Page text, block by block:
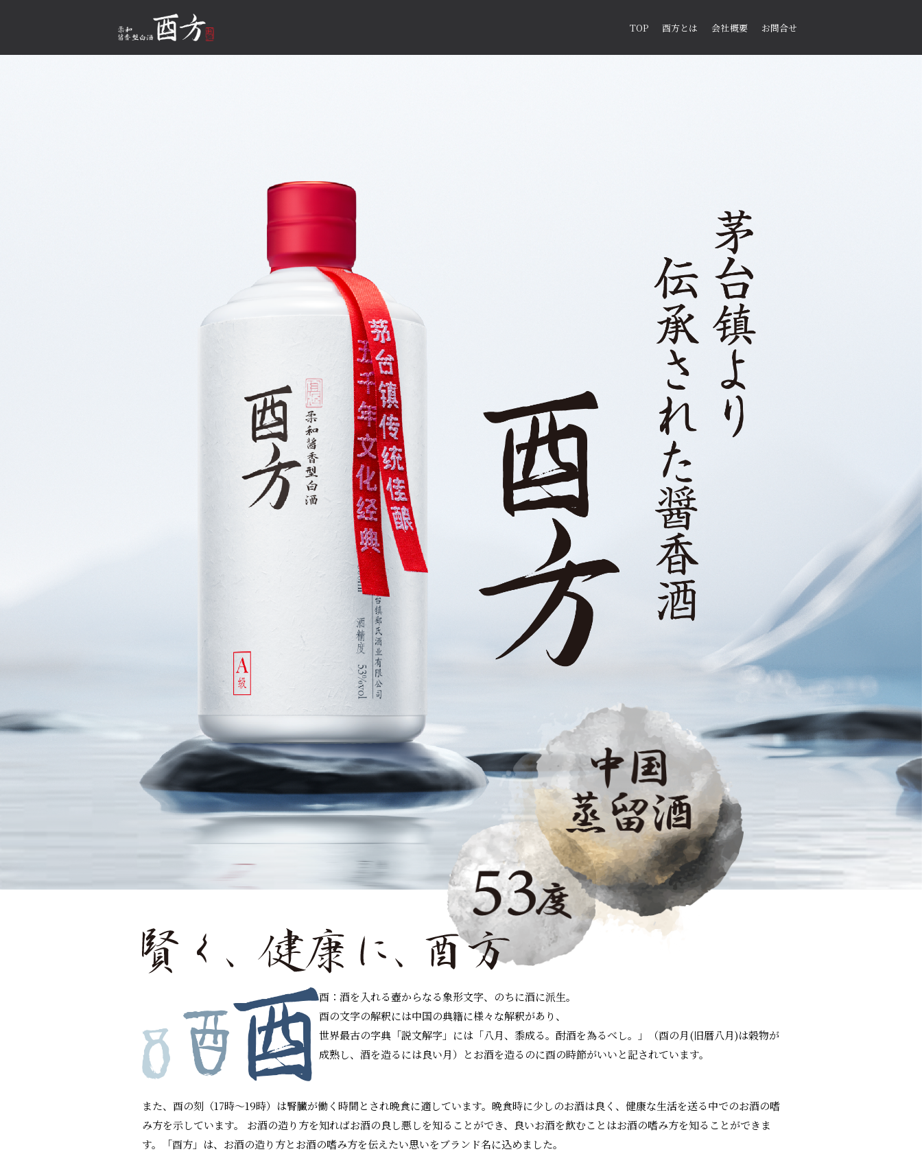
TOP 酉方とは 会社概要 お問合せ
酉：酒を入れる壺からなる象形文字、のちに酒に派生。
酉の文字の解釈には中国の典籍に様々な解釈があり、
世界最古の字典「説文解字」には「八月、黍成る。酎酒を為るべし。」（酉の月(旧暦八月)は穀物が
成熟し、酒を造るには良い月）とお酒を造るのに酉の時節がいいと記されています。
また、酉の刻（17時～19時）は腎臓が働く時間とされ晩食に適しています。晩食時に少しのお酒は良く、健康な生活を送る中でのお酒の嗜
み方を示しています。 お酒の造り方を知ればお酒の良し悪しを知ることができ、良いお酒を飲むことはお酒の嗜み方を知ることができま
す。「酉方」は、お酒の造り方とお酒の嗜み方を伝えたい思いをブランド名に込めました。